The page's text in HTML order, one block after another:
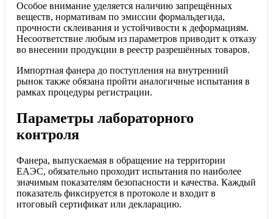
Особое внимание уделяется наличию запрещённых
веществ, нормативам по эмиссии формальдегида,
прочности склеивания и устойчивости к деформациям.
Несоответствие любым из параметров приводит к отказу
во внесении продукции в реестр разрешённых товаров.
Импортная фанера до поступления на внутренний
рынок также обязана пройти аналогичные испытания в
рамках процедуры регистрации.
Параметры лабораторного
контроля
Фанера, выпускаемая в обращение на территории
ЕАЭС, обязательно проходит испытания по наиболее
значимым показателям безопасности и качества. Каждый
показатель фиксируется в протоколе и входит в
итоговый сертификат или декларацию.